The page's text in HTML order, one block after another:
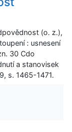
(o. z.),
: usnesení
30 Cdo
a stanovisek
s. 1465-1471.